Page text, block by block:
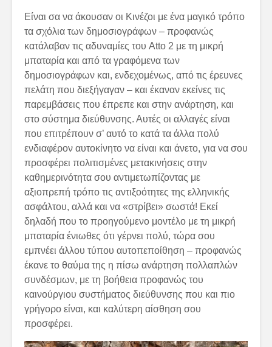
Είναι σα να άκουσαν οι Κινέζοι με ένα μαγικό τρόπο
τα σχόλια των δημοσιογράφων – προφανώς
κατάλαβαν τις αδυναμίες του Atto 2 με τη μικρή
μπαταρία και από τα γραφόμενα των
δημοσιογράφων και, ενδεχομένως, από τις έρευνες
πελάτη που διεξήγαγαν – και έκαναν εκείνες τις
παρεμβάσεις που έπρεπε και στην ανάρτηση, και
στο σύστημα διεύθυνσης. Αυτές οι αλλαγές είναι
που επιτρέπουν σ’ αυτό το κατά τα άλλα πολύ
ενδιαφέρον αυτοκίνητο να είναι και άνετο, για να σου
προσφέρει πολιτισμένες μετακινήσεις στην
καθημερινότητα σου αντιμετωπίζοντας με
αξιοπρεπή τρόπο τις αντιξοότητες της ελληνικής
ασφάλτου, αλλά και να «στρίβει» σωστά! Εκεί
δηλαδή που το προηγούμενο μοντέλο με τη μικρή
μπαταρία ένιωθες ότι γέρνει πολύ, τώρα σου
εμπνέει άλλου τύπου αυτοπεποίθηση – προφανώς
έκανε το θαύμα της η πίσω ανάρτηση πολλαπλών
συνδέσμων, με τη βοήθεια προφανώς του
καινούργιου συστήματος διεύθυνσης που και πιο
γρήγορο είναι, και καλύτερη αίσθηση σου
προσφέρει.